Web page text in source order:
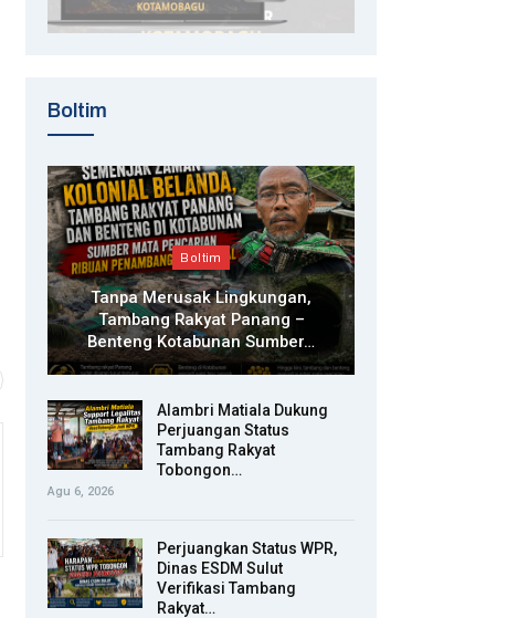
Boltim
Boltim
Tanpa Merusak Lingkungan,
Tambang Rakyat Panang –
Benteng Kotabunan Sumber…
Alambri Matiala Dukung
Perjuangan Status
Tambang Rakyat
Tobongon…
Agu 6, 2026
Perjuangkan Status WPR,
Dinas ESDM Sulut
Verifikasi Tambang
Rakyat…